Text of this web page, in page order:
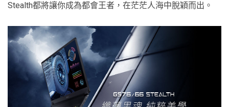
Stealth都將讓你成為都會王者，在茫茫人海中脫穎而出。